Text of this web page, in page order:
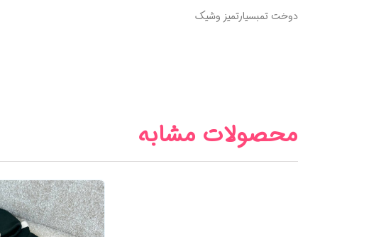
دوخت تمبسیارتمیز وشیک
محصولات مشابه